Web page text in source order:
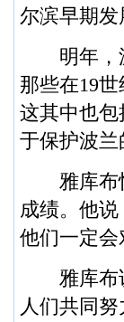
尔滨早期
明年，波
那些在19
这其中也
于保护波
雅库布惊
成绩。他
他们一定
雅库布说
人们共同